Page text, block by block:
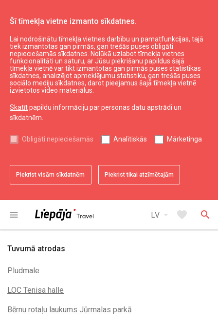
Šī tīmekļa vietne izmanto sīkdatnes.
Lai nodrošinātu tīmekļa vietnes darbību un pamatfunkcijas, tajā
tiek izmantotas gan pirmās, gan trešās puses obligāti
nepieciešamās sīkdatnes. Nolūkā uzlabot tīmekļa vietnes
funkcionalitāti un saturu, ar Jūsu piekrišanu papildus šajā
tīmekļa vietnē var tikt izmantotas gan pirmās puses statistikas
sīkdatnes, analizējot apmeklējumu statistiku, gan trešās puses
sociālo mediju sīkdatnes, darot pieejamus šajā tīmekļa vietnē
izvietotos video materiālus.
Skatītpapildu informāciju par personas datu apstrādi un
sīkdatnēm.
Obligāti nepieciešamās Analītiskās Mārketinga
Piekrist visām sīkdatnēm Piekrist tikai atzīmētajām
menu LV arrow_drop_down favorite search
Plānot Naktsmītnes
Brīvdienu māja "Palangas iela"
Tuvumā atrodas
Pludmale
LOC Tenisa halle
Bērnu rotaļu laukums Jūrmalas parkā